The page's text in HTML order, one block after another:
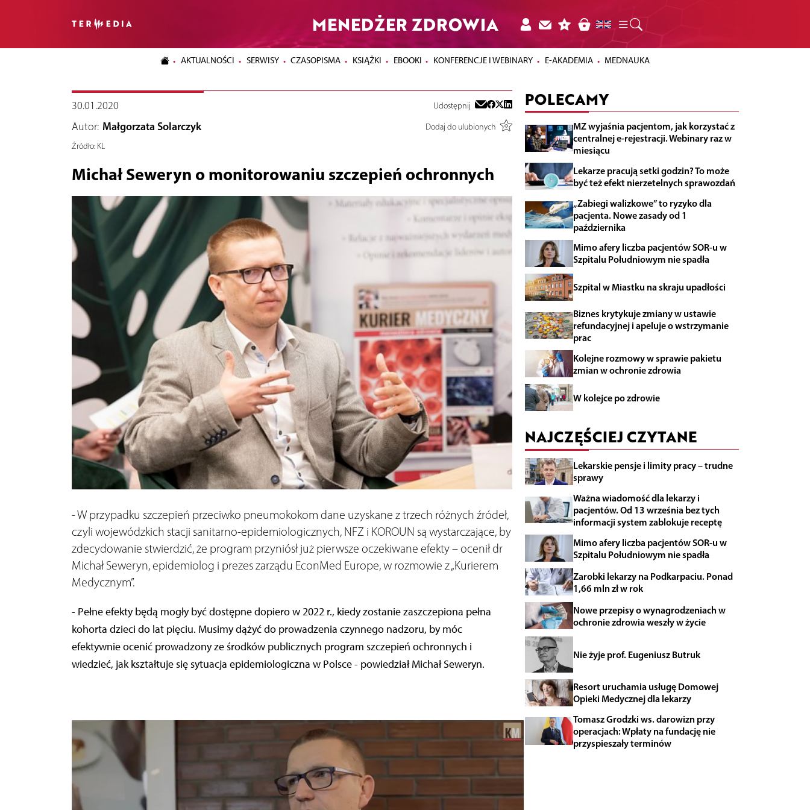
MENEDŻER ZDROWIA
AKTUALNOŚCI SERWISY CZASOPISMA KSIĄŻKI EBOOKI KONFERENCJE I WEBINARY E-AKADEMIA MEDNAUKA
30.01.2020 Udostępnij
Autor: Małgorzata Solarczyk
Dodaj do ulubionych
Źródło:KL
Michał Seweryn o monitorowaniu szczepień ochronnych
- W przypadku szczepień przeciwko pneumokokom dane uzyskane z trzech różnych źródeł,
czyli wojewódzkich stacji sanitarno-epidemiologicznych, NFZ i KOROUN są wystarczające, by
zdecydowanie stwierdzić, że program przyniósł już pierwsze oczekiwane efekty – ocenił dr
Michał Seweryn, epidemiolog i prezes zarządu EconMed Europe, w rozmowie z „Kurierem
Medycznym”.
- Pełne efekty będą mogły być dostępne dopiero w 2022 r., kiedy zostanie zaszczepiona pełna
kohorta dzieci do lat pięciu. Musimy dążyć do prowadzenia czynnego nadzoru, by móc
efektywnie ocenić prowadzony ze środków publicznych program szczepień ochronnych i
wiedzieć, jak kształtuje się sytuacja epidemiologiczna w Polsce - powiedział Michał Seweryn.
POLECAMY
MZ wyjaśnia pacjentom, jak korzystać z
centralnej e-rejestracji. Webinary raz w
miesiącu
Lekarze pracują setki godzin? To może
być też efekt nierzetelnych sprawozdań
„Zabiegi walizkowe” to ryzyko dla
pacjenta. Nowe zasady od 1
października
Mimo afery liczba pacjentów SOR-u w
Szpitalu Południowym nie spadła
Szpital w Miastku na skraju upadłości
Biznes krytykuje zmiany w ustawie
refundacyjnej i apeluje o wstrzymanie
prac
Kolejne rozmowy w sprawie pakietu
zmian w ochronie zdrowia
W kolejce po zdrowie
NAJCZĘŚCIEJ CZYTANE
Lekarskie pensje i limity pracy – trudne
sprawy
Ważna wiadomość dla lekarzy i
pacjentów. Od 13 września bez tych
informacji system zablokuje receptę
Mimo afery liczba pacjentów SOR-u w
Szpitalu Południowym nie spadła
Zarobki lekarzy na Podkarpaciu. Ponad
1,66 mln zł w rok
Nowe przepisy o wynagrodzeniach w
ochronie zdrowia weszły w życie
Nie żyje prof. Eugeniusz Butruk
Resort uruchamia usługę Domowej
Opieki Medycznej dla lekarzy
Tomasz Grodzki ws. darowizn przy
operacjach: Wpłaty na fundację nie
przyspieszały terminów